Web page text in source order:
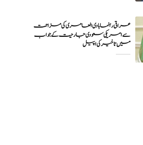
عراقی رہنما ہادی العامری کی مزاحمت
سے امریکی سعودی جارحیت کے جواب
میں تاخیر کی اپیل